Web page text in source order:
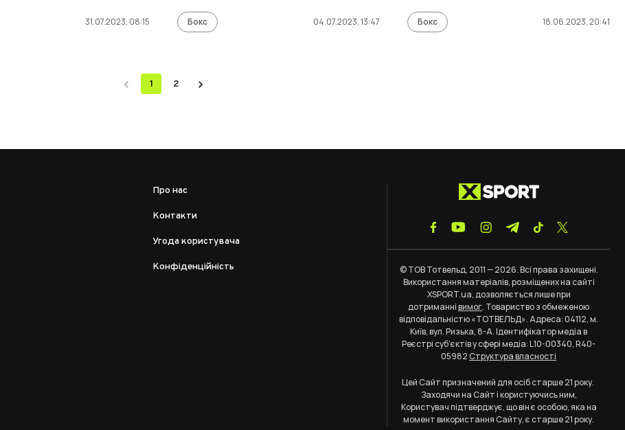
31.07.2023, 08:15 Бокс 04.07.2023, 13:47 Бокс 18.06.2023, 20:41
1 2
Про нас
Контакти
Угода користувача
Конфіденційність
© ТОВ Тотвельд, 2011 — 2026. Всі права захищені.
Використання матеріалів, розміщених на сайті
XSPORT.ua, дозволяється лише при
дотриманнівимог. Товариство з обмеженою
відповідальністю «ТОТВЕЛЬД». Адреса: 04112, м.
Київ, вул. Ризька, 8-А. Ідентифікатор медіа в
Реєстрі суб’єктів у сфері медіа: L10-00340, R40-
05982Структура власності
Цей Сайт призначений для осіб старше 21 року.
Заходячи на Сайт і користуючись ним,
Користувач підтверджує, що він є особою, яка на
момент використання Сайту, є старше 21 року.